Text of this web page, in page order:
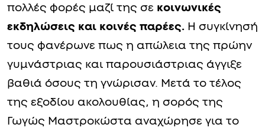
πολλές φορές μαζί της σε κοινωνικές
εκδηλώσεις και κοινές παρέες. Η συγκίνησή
τους φανέρωνε πως η απώλεια της πρώην
γυμνάστριας και παρουσιάστριας άγγιξε
βαθιά όσους τη γνώρισαν. Μετά το τέλος
της εξοδίου ακολουθίας, η σορός της
Γωγώς Μαστροκώστα αναχώρησε για το